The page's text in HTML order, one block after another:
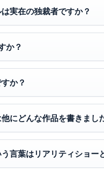
実在の独裁者ですか？
か？
か？
にどんな作品を書きまし
う言葉はリアリティショー